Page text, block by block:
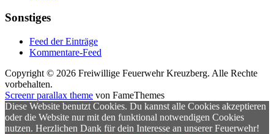
Sonstiges
Feed der Einträge
Kommentare-Feed
Copyright © 2026 Freiwillige Feuerwehr Kreuzberg. Alle Rechte
vorbehalten.
Screenr parallax theme von FameThemes
Diese Website benutzt Cookies. Du kannst alle Cookies akzeptieren
oder die Website nur mit den funktional notwendigen Cookies
nutzen. Herzlichen Dank für dein Interesse an unserer Feuerwehr!